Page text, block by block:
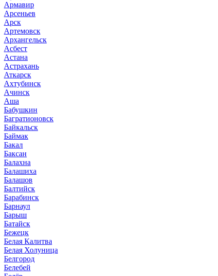
Армавир
Арсеньев
Арск
Артемовск
Архангельск
Асбест
Астана
Астрахань
Аткарск
Ахтубинск
Ачинск
Аша
Бабушкин
Багратионовск
Байкальск
Баймак
Бакал
Баксан
Балахна
Балашиха
Балашов
Балтийск
Барабинск
Барнаул
Барыш
Батайск
Бежецк
Белая Калитва
Белая Холуница
Белгород
Белебей